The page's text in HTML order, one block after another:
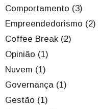
Comportamento (3)
Empreendedorismo (2)
Coffee Break (2)
Opinião (1)
Nuvem (1)
Governança (1)
Gestão (1)